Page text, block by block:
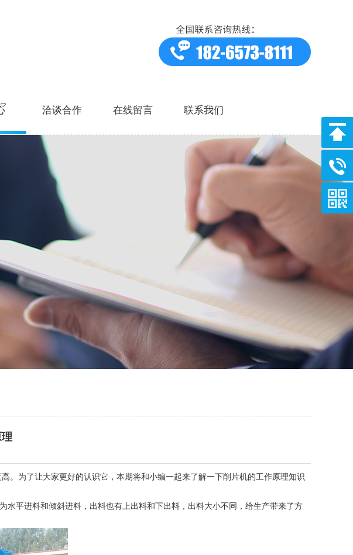
洽谈合作 在线留言 联系我们
为了让大家更好的认识它，本期将和小编一起来了解一下削片机的工作原理知识
平进料和倾斜进料，出料也有上出料和下出料，出料大小不同，给生产带来了方